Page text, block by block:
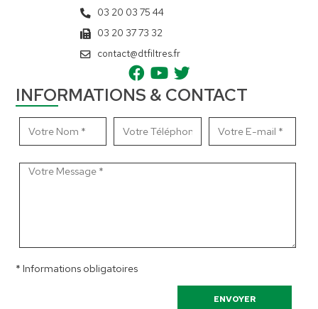
03 20 03 75 44
03 20 37 73 32
contact@dtfiltres.fr
INFORMATIONS & CONTACT
* Informations obligatoires